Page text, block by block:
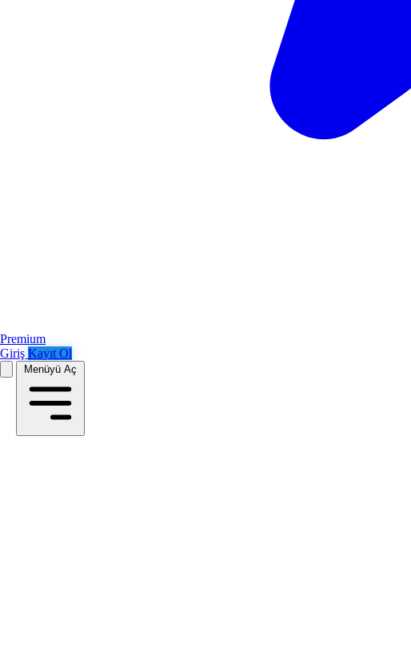
Premium
Giriş Kayıt Ol
Menüyü Aç